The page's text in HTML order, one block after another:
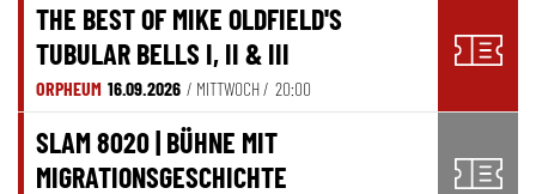
THE BEST OF MIKE OLDFIELD'S
TUBULAR BELLS I, II & III
ORPHEUM 16.09.2026 / MITTWOCH / 20:00
SLAM 8020 | BÜHNE MIT
MIGRATIONSGESCHICHTE